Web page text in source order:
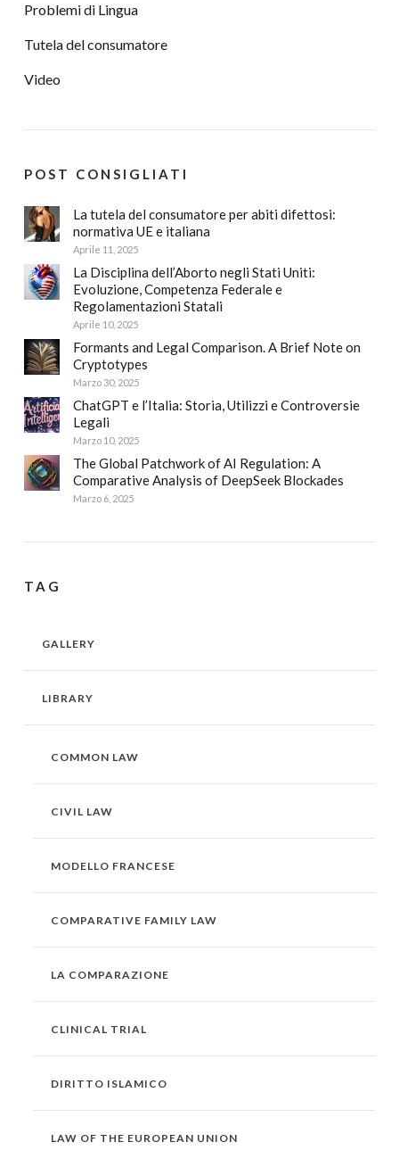
Problemi di Lingua
Tutela del consumatore
Video
POST CONSIGLIATI
La tutela del consumatore per abiti difettosi:
normativa UE e italiana
Aprile 11, 2025
La Disciplina dell’Aborto negli Stati Uniti:
Evoluzione, Competenza Federale e
Regolamentazioni Statali
Aprile 10, 2025
Formants and Legal Comparison. A Brief Note on
Cryptotypes
Marzo 30, 2025
ChatGPT e l’Italia: Storia, Utilizzi e Controversie
Legali
Marzo 10, 2025
The Global Patchwork of AI Regulation: A
Comparative Analysis of DeepSeek Blockades
Marzo 6, 2025
TAG
GALLERY
LIBRARY
COMMON LAW
CIVIL LAW
MODELLO FRANCESE
COMPARATIVE FAMILY LAW
LA COMPARAZIONE
CLINICAL TRIAL
DIRITTO ISLAMICO
LAW OF THE EUROPEAN UNION